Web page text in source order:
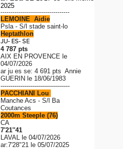
2025
-----------------------------------
LEMOINE Aidie
Psla - S/l stade saint-lo
Heptathlon
JU- ES- SE
4 787 pts
AIX EN PROVENCE le
04/07/2026
ar ju es se: 4 691 pts Annie
GUERIN le 18/06/1983
-----------------------------------
PACCHIANI Lou
Manche Acs - S/l Ba
Coutances
2000m Steeple (76)
CA
7'21''41
LAVAL le 04/07/2026
ar:7'28"21 le 05/07/2025